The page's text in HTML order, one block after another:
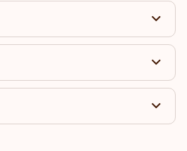
ve Soya ürünü içerebilir.